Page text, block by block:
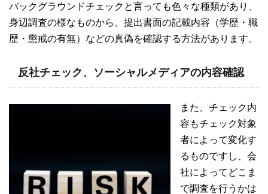
バックグラウンドチェックと言っても色々な種類があり、
身辺調査の様なものから、提出書面の記載内容（学歴・職
歴・懲戒の有無）などの真偽を確認する方法があります。
反社チェック、ソーシャルメディアの内容確認
また、チェック内
容もチェック対象
者によって変化す
るものですし、会
社によってどこま
で調査を行うかは